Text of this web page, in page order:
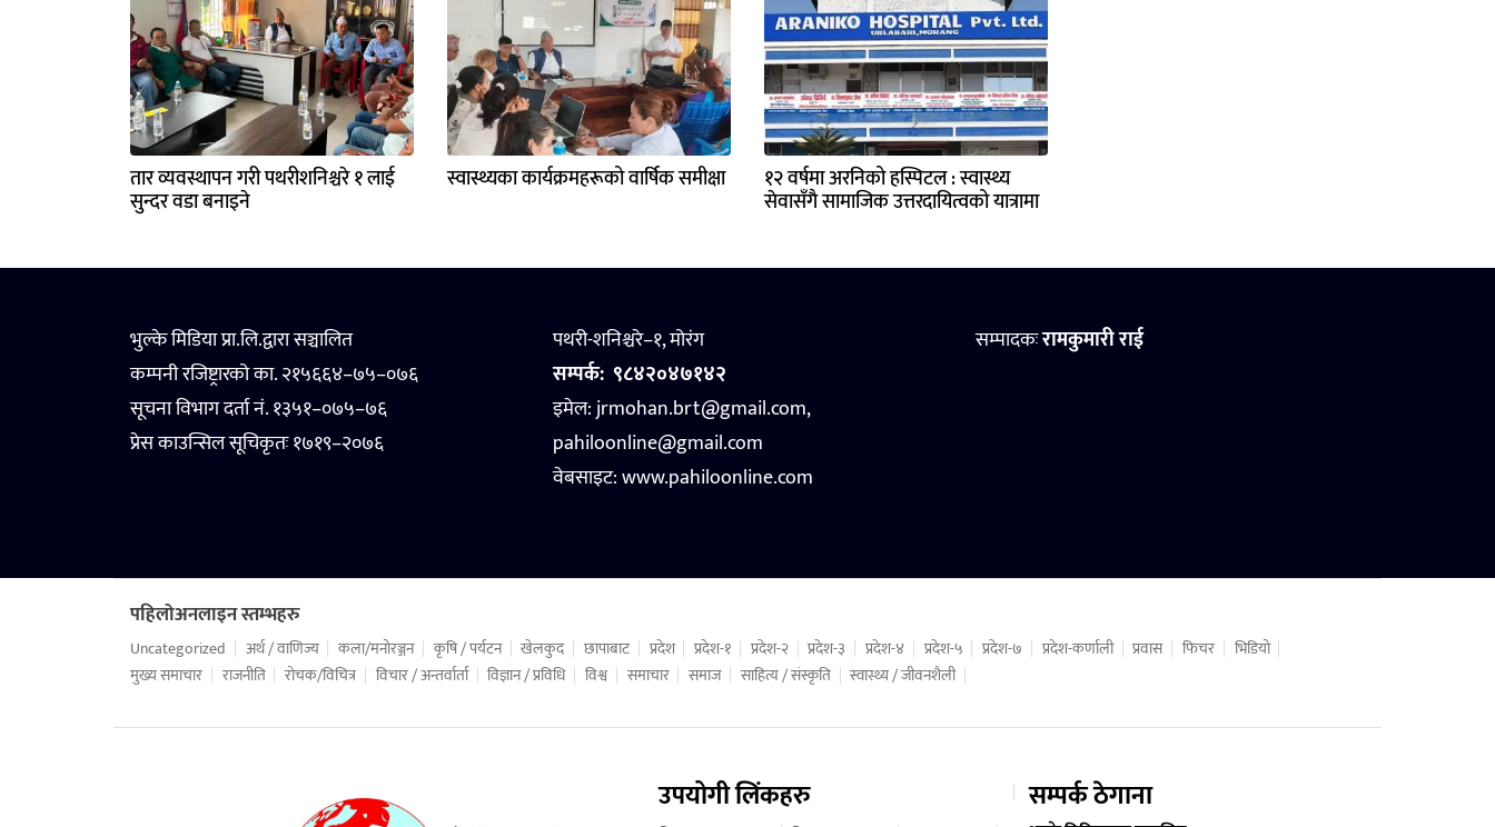
तार व्यवस्थापन गरी पथरीशनिश्चरे १ लाई
सुन्दर वडा बनाइने
स्वास्थ्यका कार्यक्रमहरूको वार्षिक समीक्षा १२ वर्षमा अरनिको हस्पिटल : स्वास्थ्य
सेवासँगै सामाजिक उत्तरदायित्वको यात्रामा
भुल्के मिडिया प्रा.लि.द्वारा सञ्चालित
कम्पनी रजिष्ट्रारको का. २१५६६४–७५–०७६
सूचना विभाग दर्ता नं. १३५१–०७५–७६
प्रेस काउन्सिल सूचिकृतः १७१९–२०७६
पथरी-शनिश्चरे–१, मोरंग
सम्पर्क: ९८४२०४७१४२
इमेल: jrmohan.brt@gmail.com,
pahiloonline@gmail.com
वेबसाइट:www.pahiloonline.com
सम्पादकःरामकुमारी राई
पहिलोअनलाइन स्तम्भहरु
Uncategorized अर्थ / वाणिज्य कला/मनोरञ्जन कृषि / पर्यटन खेलकुद छापाबाट प्रदेश प्रदेश-१ प्रदेश-२ प्रदेश-३ प्रदेश-४ प्रदेश-५ प्रदेश-७ प्रदेश-कर्णाली प्रवास फिचर
भिडियो
मुख्य समाचार
राजनीति रोचक/विचित्र विचार / अन्तर्वार्ता विज्ञान / प्रविधि विश्व समाचार समाज साहित्य / संस्कृति स्वास्थ्य / जीवनशैली
उपयोगी लिंकहरु सम्पर्क ठेगाना